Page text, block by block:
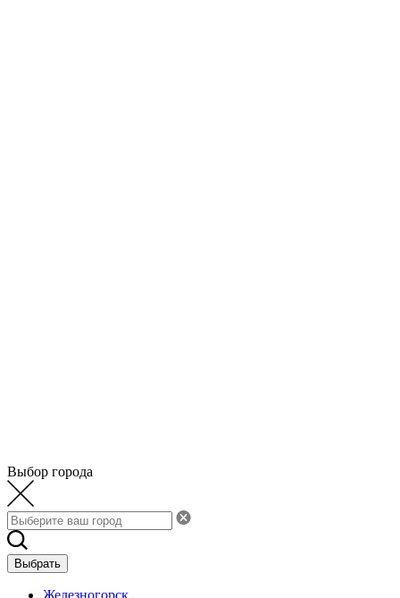
Выбор города
Выбрать
Железногорск